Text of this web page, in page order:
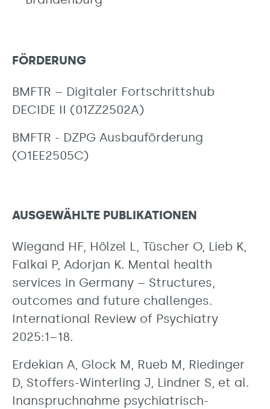
FÖRDERUNG
BMFTR – Digitaler Fortschrittshub
DECIDE II (01ZZ2502A)
BMFTR - DZPG Ausbauförderung
(O1EE2505C)
AUSGEWÄHLTE PUBLIKATIONEN
Wiegand HF, Hölzel L, Tüscher O, Lieb K,
Falkai P, Adorjan K. Mental health
services in Germany – Structures,
outcomes and future challenges.
International Review of Psychiatry
2025:1–18.
Erdekian A, Glock M, Rueb M, Riedinger
D, Stoffers-Winterling J, Lindner S, et al.
Inanspruchnahme psychiatrisch-